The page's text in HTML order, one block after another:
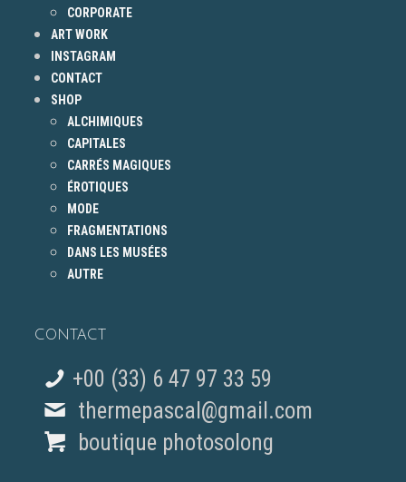
CORPORATE
ART WORK
INSTAGRAM
CONTACT
SHOP
ALCHIMIQUES
CAPITALES
CARRÉS MAGIQUES
ÉROTIQUES
MODE
FRAGMENTATIONS
DANS LES MUSÉES
AUTRE
CONTACT
+00 (33) 6 47 97 33 59
thermepascal@gmail.com
boutique photosolong